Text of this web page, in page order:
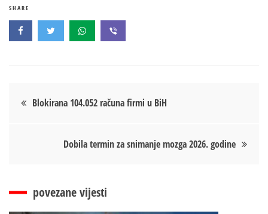
SHARE
Кретање
Blokirana 104.052 računa firmi u BiH
Dobila termin za snimanje mozga 2026. godine
povezane vijesti